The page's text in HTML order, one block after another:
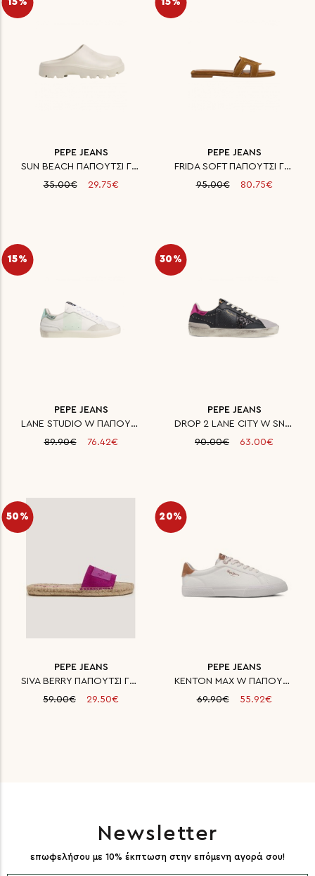
PEPE JEANS
SUN BEACH ΠΑΠΟΥΤΣΙ ΓΥΝΑΙΚΕΙΟ
35.00€
29.75€
PEPE JEANS
FRIDA SOFT ΠΑΠΟΥΤΣΙ ΓΥΝΑΙΚΕΙΟ
95.00€
80.75€
15%
PEPE JEANS
LANE STUDIO W ΠΑΠΟΥΤΣΙ ΓΥΝΑΙΚΕ
89.90€
76.42€
30%
PEPE JEANS
DROP 2 LANE CITY W SNEAKERS ΠΑ
90.00€
63.00€
50%
PEPE JEANS
SIVA BERRY ΠΑΠΟΥΤΣΙ ΓΥΝΑΙΚΕΙΟ
59.00€
29.50€
20%
PEPE JEANS
KENTON MAX W ΠΑΠΟΥΤΣΙ ΓΥΝΑΙΚΕΙ
69.90€
55.92€
Newsletter
επωφελήσου με 10% έκπτωση στην επόμενη αγορά σου!